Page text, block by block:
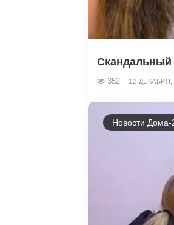
Скандальный
352 12 ДЕКАБРЯ,
Новости Дома-